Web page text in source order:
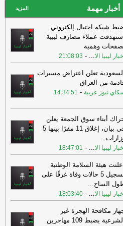
أخبار مهمة المزيد
شبكة احتيال إلكتروني
عملاء مصارف ليبية
وهمية
اخبار ليبيا الا...
-
21:08:03
تعلن اعتراض مسيرات
من العراق
نيوز عربية -
14:34:51
أبناء سوق الجمعة يعلن
في بيان، إغلاق 11 مقرًا بينها 5
...
اخبار ليبيا الا...
-
18:47:01
هيئة السلامة الوطنية
تسجيل 5 حالات وفاة غرقًا على
الساح...
اخبار ليبيا الا...
-
18:03:40
مكافحة الهجرة غير
الشرعية يضبط 109 مهاجرين